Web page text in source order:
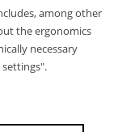
among other
the ergonomics
necessary